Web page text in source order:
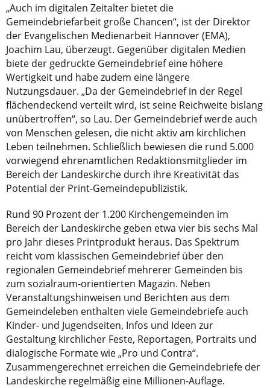
„Auch im digitalen Zeitalter bietet die
Gemeindebriefarbeit große Chancen“, ist der Direktor
der Evangelischen Medienarbeit Hannover (EMA),
Joachim Lau, überzeugt. Gegenüber digitalen Medien
biete der gedruckte Gemeindebrief eine höhere
Wertigkeit und habe zudem eine längere
Nutzungsdauer. „Da der Gemeindebrief in der Regel
flächendeckend verteilt wird, ist seine Reichweite bislang
unübertroffen“, so Lau. Der Gemeindebrief werde auch
von Menschen gelesen, die nicht aktiv am kirchlichen
Leben teilnehmen. Schließlich bewiesen die rund 5.000
vorwiegend ehrenamtlichen Redaktionsmitglieder im
Bereich der Landeskirche durch ihre Kreativität das
Potential der Print-Gemeindepublizistik.
Rund 90 Prozent der 1.200 Kirchengemeinden im
Bereich der Landeskirche geben etwa vier bis sechs Mal
pro Jahr dieses Printprodukt heraus. Das Spektrum
reicht vom klassischen Gemeindebrief über den
regionalen Gemeindebrief mehrerer Gemeinden bis
zum sozialraum-orientierten Magazin. Neben
Veranstaltungshinweisen und Berichten aus dem
Gemeindeleben enthalten viele Gemeindebriefe auch
Kinder- und Jugendseiten, Infos und Ideen zur
Gestaltung kirchlicher Feste, Reportagen, Portraits und
dialogische Formate wie „Pro und Contra“.
Zusammengerechnet erreichen die Gemeindebriefe der
Landeskirche regelmäßig eine Millionen-Auflage.